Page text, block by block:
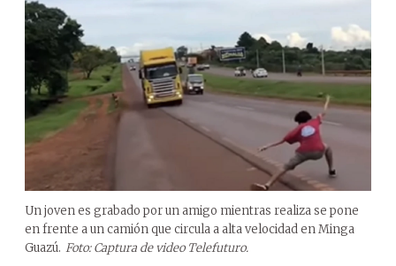
Un joven es grabado por un amigo mientras realiza se pone
en frente a un camión que circula a alta velocidad en Minga
Guazú. Foto: Captura de video Telefuturo.